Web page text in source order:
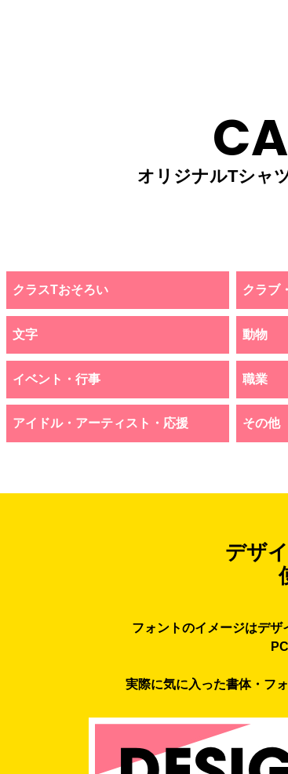
オリジナルTシャ
クラスTおそろい クラブ
文字 動物
イベント・行事 職業
アイドル・アーティスト・応援 その他
デザ
フォントのイメージはデザ
実際に気に入った書体・フ